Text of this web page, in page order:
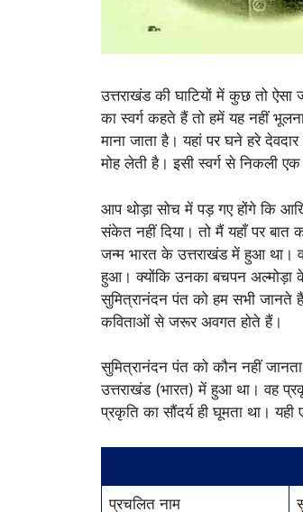
उत्तराखंड की घाटियों में कुछ तो
का स्वर्ग कहते हैं तो हमें यह नहीं
माना जाता है। यहां पर घने हरे
मोह लेती है। इसी स्वर्ग से निकली
आप थोड़ा सोच में पड़ गए होंगे कि
संकेत नहीं दिया। तो मैं यहाँ पर
जन्म भारत के उत्तराखंड में हुआ था।
हुआ। क्योंकि उनका बचपन अल्मोड़ा के
सुमित्रानंदन पंत को हम सभी जानते
कविताओं से जरूर अवगत होते हैं।
सुमित्रानंदन पंत को कौन नहीं
उत्तराखंड (भारत) में हुआ था। वह
प्रकृति का सौंदर्य ही घूमता था।
प्रचलित नाम